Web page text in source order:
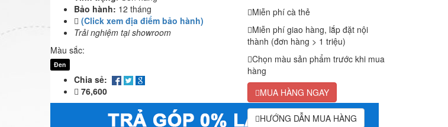
Bảo hành: 12 tháng
(Click xem địa điểm bảo hành)
Trải nghiệm tại showroom
Màu sắc:
Đen
Chia sẻ:
76,600
Miễn phí cà thẻ
Miễn phí giao hàng, lắp đặt nội
thành (đơn hàng > 1 triệu)
Chọn màu sản phẩm trước khi mua
hàng
MUA HÀNG NGAY
HƯỚNG DẪN MUA HÀNG